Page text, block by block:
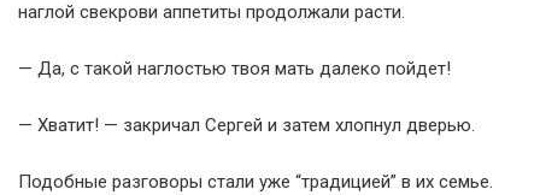
наглой свекрови аппетиты продолжали расти.
— Да, с такой наглостью твоя мать далеко пойдет!
— Хватит! — закричал Сергей и затем хлопнул дверью.
Подобные разговоры стали уже “традицией” в их семье.